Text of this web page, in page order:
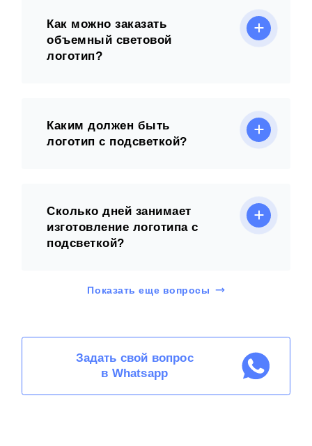
объемный световой
логотип?
логотип с подсветкой?
изготовление логотипа с
подсветкой?
Задать свой вопрос
в Whatsapp